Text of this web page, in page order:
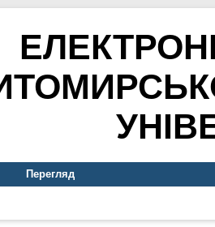
Перегляд